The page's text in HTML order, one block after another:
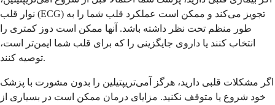
نوار قلب (ECG) تجویز می‌کند و ممکن است عملکرد قلب شما را به
طور منظم تحت نظر داشته باشد. آنها ممکن است دوز کمتری را
انتخاب کنند یا داروی جایگزینی را که برای قلب شما ایمن‌تر است،
توصیه کنند.
اگر مشکلات قلبی دارید، هرگز آمی‌تریپتیلین را بدون مشورت با پزشک
خود شروع یا متوقف نکنید. مزایای درمان ممکن است در بسیاری از